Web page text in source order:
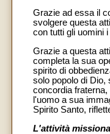
Grazie ad essa il
svolgere questa
con tutti gli uomini
Grazie a questa
completa la sua
spirito di
solo popolo di Dio,
concordia
l'uomo a sua
Spirito Santo,
L'attività